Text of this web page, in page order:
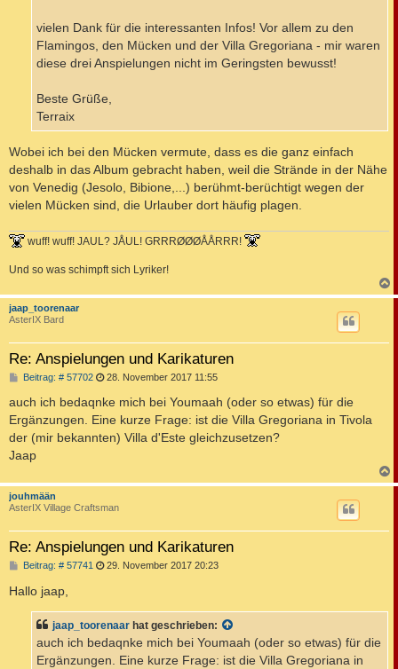
vielen Dank für die interessanten Infos! Vor allem zu den
Flamingos, den Mücken und der Villa Gregoriana - mir waren
diese drei Anspielungen nicht im Geringsten bewusst!
Beste Grüße,
Terraix
Wobei ich bei den Mücken vermute, dass es die ganz einfach
deshalb in das Album gebracht haben, weil die Strände in der Nähe
von Venedig (Jesolo, Bibione,...) berühmt-berüchtigt wegen der
vielen Mücken sind, die Urlauber dort häufig plagen.
wuff! wuff! JAUL? JÅUL! GRRRØØØÅÅRRR!
Und so was schimpft sich Lyriker!
a
jaap_toorenaar
AsterIX Bard
Re: Anspielungen und Karikaturen
Beitrag: # 57702B
i
t
r
a
g
28. November 2017 11:55
auch ich bedaqnke mich bei Youmaah (oder so etwas) für die
Ergänzungen. Eine kurze Frage: ist die Villa Gregoriana in Tivola
der (mir bekannten) Villa d'Este gleichzusetzen?
Jaap
a
jouhmään
AsterIX Village Craftsman
Re: Anspielungen und Karikaturen
Beitrag: # 57741 B
r
a
29. November 2017 20:23
Hallo jaap,
jaap_toorenaar hat geschrieben:
auch ich bedaqnke mich bei Youmaah (oder so etwas) für die
Ergänzungen. Eine kurze Frage: ist die Villa Gregoriana in